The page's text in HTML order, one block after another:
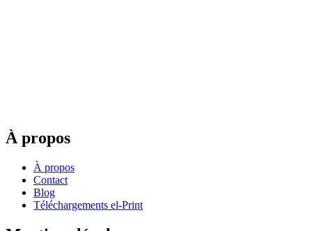
À propos
À propos
Contact
Blog
Téléchargements el-Print